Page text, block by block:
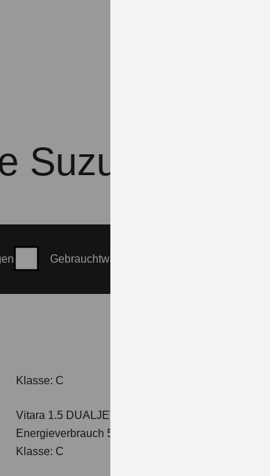
Suzuki Modelle
Gebrauchtwagen
Klasse: C
Vitara 1.5 DUALJET HYBRID AGS Comfort+
Energieverbrauch 5,0 l/100km; kombinierter Wert
Klasse: C